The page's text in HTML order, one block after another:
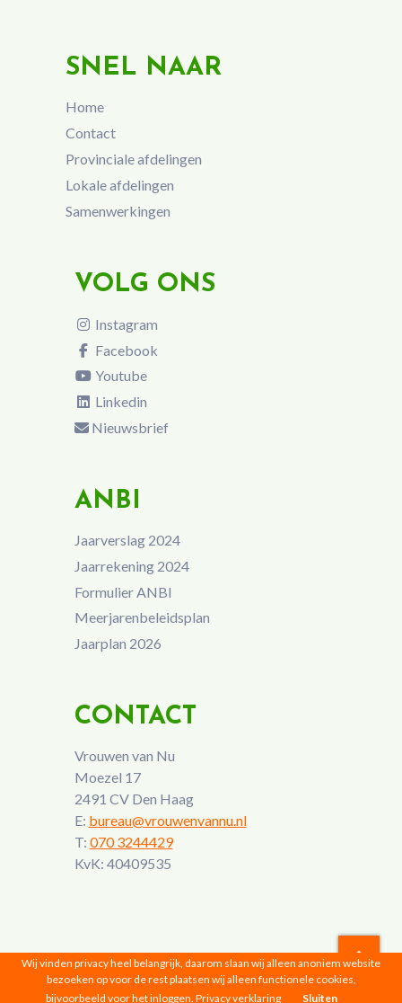
SNEL NAAR
Home
Contact
Provinciale afdelingen
Lokale afdelingen
Samenwerkingen
VOLG ONS
Instagram
Facebook
Youtube
Linkedin
Nieuwsbrief
ANBI
Jaarverslag 2024
Jaarrekening 2024
Formulier ANBI
Meerjarenbeleidsplan
Jaarplan 2026
CONTACT
Vrouwen van Nu
Moezel 17
2491 CV Den Haag
E: bureau@vrouwenvannu.nl
T: 070 3244429
KvK: 40409535
Vrouwen van Nu © 2026 |Privacyverklaring
Wij vinden privacy heel belangrijk, daarom slaan wij alleen anoniem website
bezoeken op voor de rest plaatsen wij alleen functionele cookies,
bijvoorbeeld voor het inloggen. Privacy verklaring Sluiten